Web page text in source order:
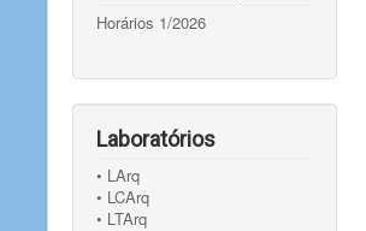
Horários 1/2026
Laboratórios
• LArq
• LCArq
• LTArq